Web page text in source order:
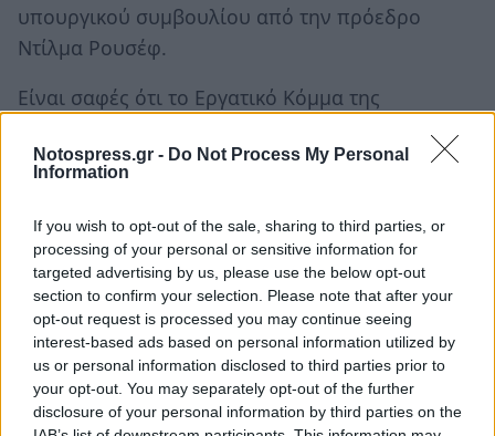
Notospress.gr - Do Not Process My Personal
Information
If you wish to opt-out of the sale, sharing to third parties, or
processing of your personal or sensitive information for
targeted advertising by us, please use the below opt-out
section to confirm your selection. Please note that after your
opt-out request is processed you may continue seeing
interest-based ads based on personal information utilized by
us or personal information disclosed to third parties prior to
your opt-out. You may separately opt-out of the further
disclosure of your personal information by third parties on the
υπουργικού συμβουλίου από την πρόεδρο
Ντίλμα Ρουσέφ.
Είναι σαφές ότι το Εργατικό Κόμμα της
υποσχόμενο αύξηση των δημόσιων δαπανών
του. Όμως δεν είναι αυτός ο λόγος των
διαδηλώσεων.
Στον επικοινωνιακό πόλεμο πρωτοστατεί το
τηλεοπτικό δίκτυο Globo, το οποίο μόλις
πρόσφατα ζήτησε συγνώμη για την υποστήριξη
που πρόσφερε στη δικτατορία. Στις διαδηλώσεις
κατά της κυβέρνησης κάνουν την εμφάνισή τους